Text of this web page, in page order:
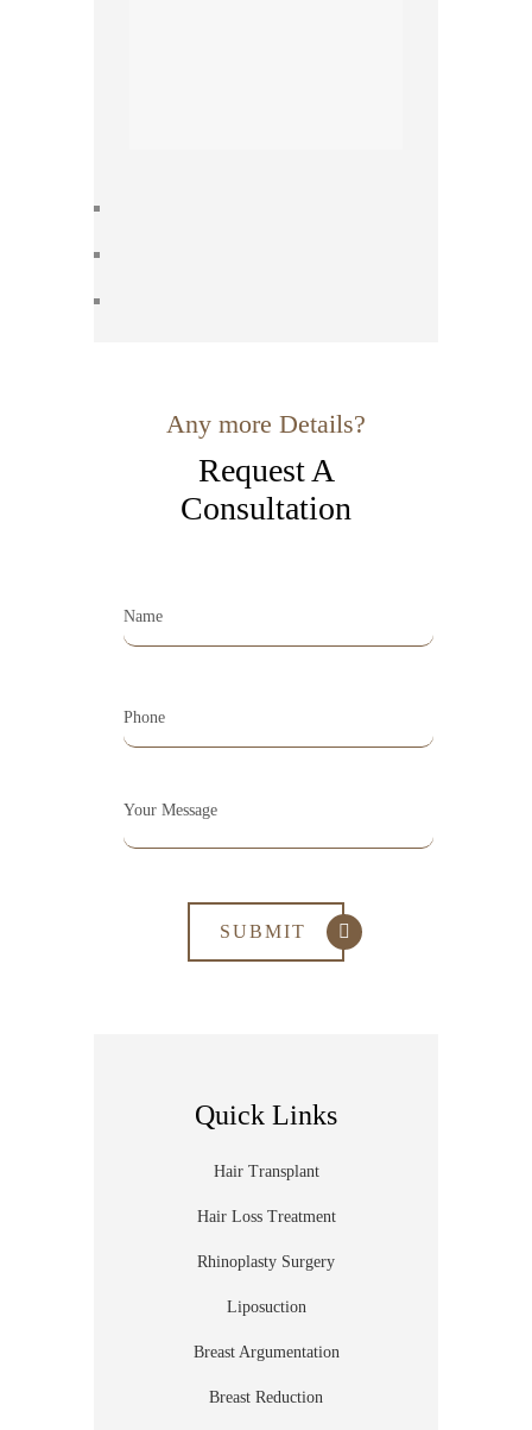
Any more Details?
Request A
Consultation
Quick Links
Hair Transplant
Hair Loss Treatment
Rhinoplasty Surgery
Liposuction
Breast Argumentation
Breast Reduction